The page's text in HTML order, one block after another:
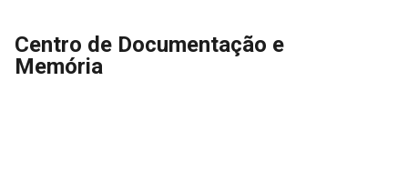
Centro de Documentação e
Memória